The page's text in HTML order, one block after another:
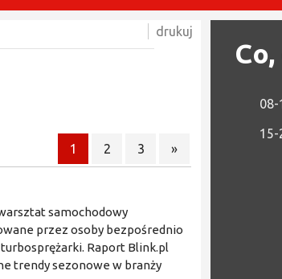
1 2 3 »
samochodowy
przez osoby bezpośrednio
Raport Blink.pl
trendy sezonowe w branży
drukuj
08-
15-